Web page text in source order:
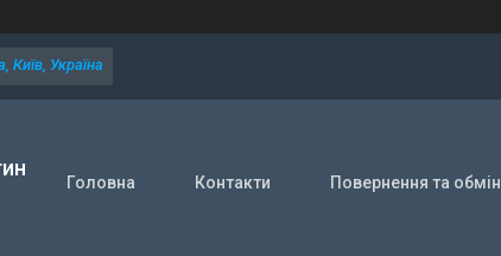
Київ, Україна
Головна Контакти Повернення та обмін